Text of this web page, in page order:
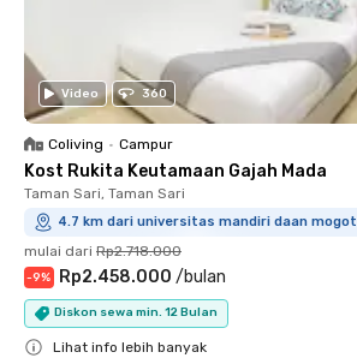
Video 360
Coliving • Campur
Kost Rukita Keutamaan Gajah Mada
Taman Sari, Taman Sari
4.7 km dari universitas mandiri daan mogot
mulai dari Rp2.718.000
-9% Rp2.458.000 /bulan
Diskon sewa min. 12 Bulan
Lihat info lebih banyak